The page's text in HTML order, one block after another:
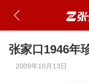
张家口1946年
2009年10月13日